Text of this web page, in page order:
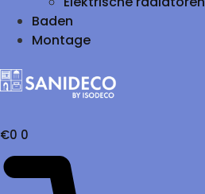
Baden
Montage
€0 0